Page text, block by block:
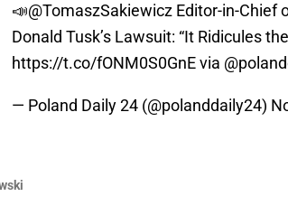
📣@TomaszSakiewicz Editor-in-Chief
Donald Tusk’s Lawsuit: “It Ridicules
https://t.co/fONM0S0GnEvia
— Poland Daily 24 (@polanddaily24)